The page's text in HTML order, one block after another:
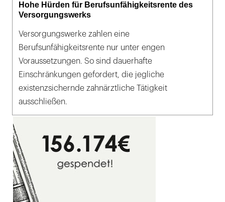
Hohe Hürden für Berufsunfähigkeitsrente des
Versorgungswerks
Versorgungswerke zahlen eine
Berufsunfähigkeitsrente nur unter engen
Voraussetzungen. So sind dauerhafte
Einschränkungen gefordert, die jegliche
existenzsichernde zahnärztliche Tätigkeit
ausschließen.